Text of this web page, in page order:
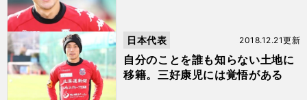
自分のことを誰も知らない土地に
移籍。三好康児には覚悟がある
2018.12.21更新
日本代表